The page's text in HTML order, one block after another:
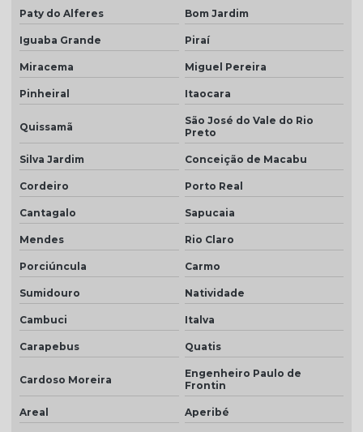
Telha dupla americana
Telha dupla colonial
Telha dupla face esmaltada
Telha dupla portuguesa
Telha dupla preço
Telha dupla romana
Telha em monte carmelo
Telha esmaltado caramelo
Telha grafite
Telha grafite esmaltada
Telha hidrofugada
Telha hidrofugada preço
Telha marrom
Paty do Alferes Bom Jardim
Iguaba Grande Piraí
Miracema Miguel Pereira
Pinheiral Itaocara
Quissamã
São José do Vale do Rio
Preto
Silva Jardim Conceição de Macabu
Cordeiro Porto Real
Cantagalo Sapucaia
Mendes Rio Claro
Porciúncula Carmo
Sumidouro Natividade
Cambuci Italva
Carapebus Quatis
Cardoso Moreira
Engenheiro Paulo de
Frontin
Areal Aperibé